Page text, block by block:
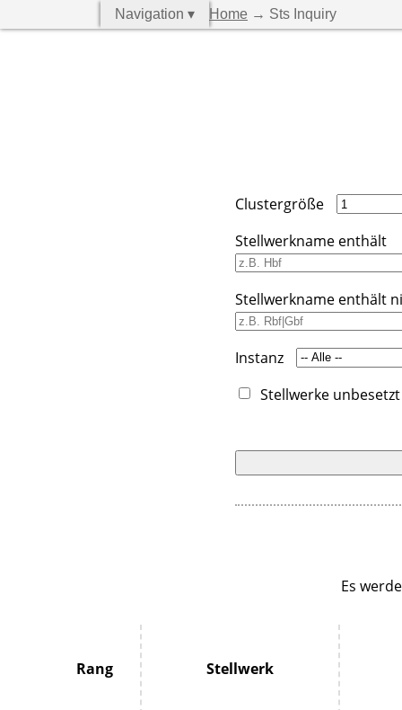
Navigation ▾ Home → Sts Inquiry
Clustergröße
Stellwerkname enthält
Stellwerkname enthält
Instanz
Stellwerke unbesetzt
Es
Rang Stellwerk